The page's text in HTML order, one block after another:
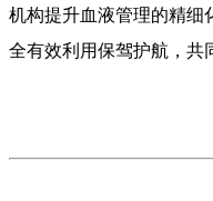
机构提升血液管理的精细
全有效利用保驾护航，共